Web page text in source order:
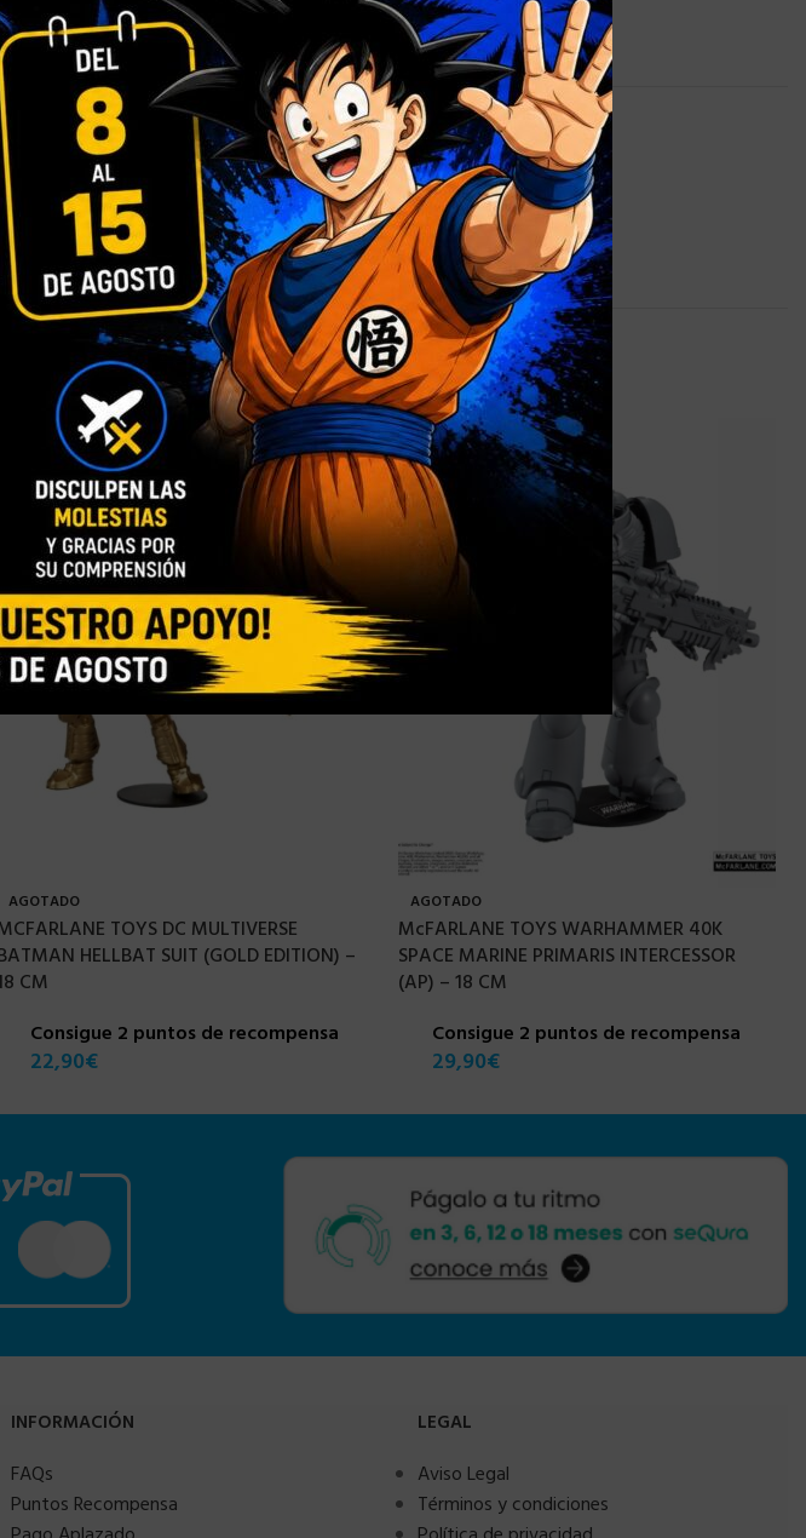
VALORACIONES (0)
0,8 kg
AGOTADO
TOYS DC MULTIVERSE
HELLBAT SUIT (GOLD EDITION) –
CM
Consigue 2 puntos de recompensa
22,90€
AGOTADO
McFARLANE TOYS WARHAMMER 40K
SPACE MARINE PRIMARIS INTERCESSOR
(AP) – 18 CM
Consigue 2 puntos de recompensa
29,90€
INFORMACIÓN
FAQs
Puntos Recompensa
LEGAL
Aviso Legal
Términos y condiciones